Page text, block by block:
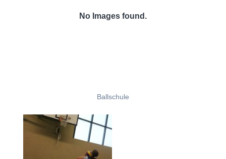
No Images found.
Ballschule